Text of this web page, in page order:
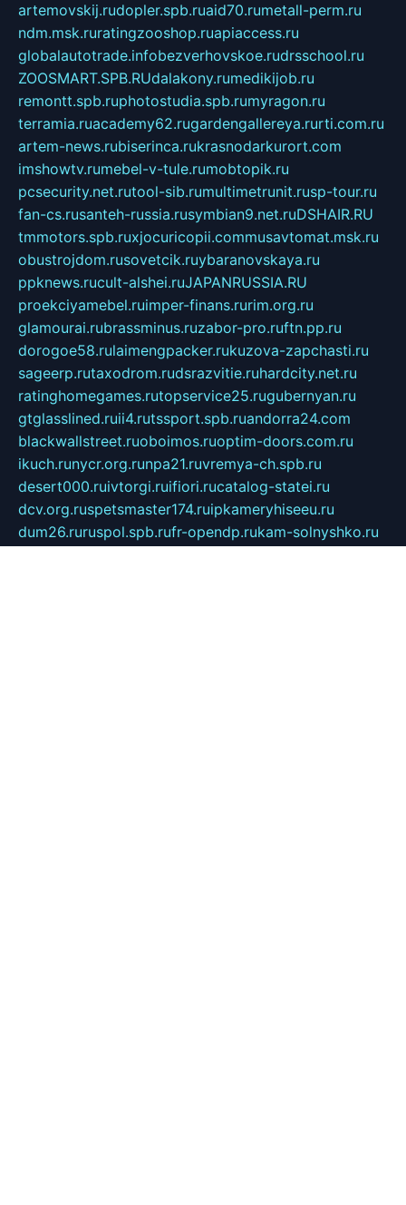
artemovskij.rudopler.spb.ruaid70.rumetall-perm.ru
ndm.msk.ruratingzooshop.ruapiaccess.ru
globalautotrade.infobezverhovskoe.rudrsschool.ru
ZOOSMART.SPB.RUdalakony.rumedikijob.ru
remontt.spb.ruphotostudia.spb.rumyragon.ru
terramia.ruacademy62.rugardengallereya.rurti.com.ru
artem-news.rubiserinca.rukrasnodarkurort.com
imshowtv.rumebel-v-tule.rumobtopik.ru
pcsecurity.net.rutool-sib.rumultimetrunit.rusp-tour.ru
fan-cs.rusanteh-russia.rusymbian9.net.ruDSHAIR.RU
tmmotors.spb.ruxjocuricopii.commusavtomat.msk.ru
obustrojdom.rusovetcik.ruybaranovskaya.ru
ppknews.rucult-alshei.ruJAPANRUSSIA.RU
proekciyamebel.ruimper-finans.rurim.org.ru
glamourai.rubrassminus.ruzabor-pro.ruftn.pp.ru
dorogoe58.rulaimengpacker.rukuzova-zapchasti.ru
sageerp.rutaxodrom.rudsrazvitie.ruhardcity.net.ru
ratinghomegames.rutopservice25.rugubernyan.ru
gtglasslined.ruii4.rutssport.spb.ruandorra24.com
blackwallstreet.ruoboimos.ruoptim-doors.com.ru
ikuch.runycr.org.runpa21.ruvremya-ch.spb.ru
desert000.ruivtorgi.ruifiori.rucatalog-statei.ru
dcv.org.ruspetsmaster174.ruipkameryhiseeu.ru
dum26.ruruspol.spb.rufr-opendp.rukam-solnyshko.ru